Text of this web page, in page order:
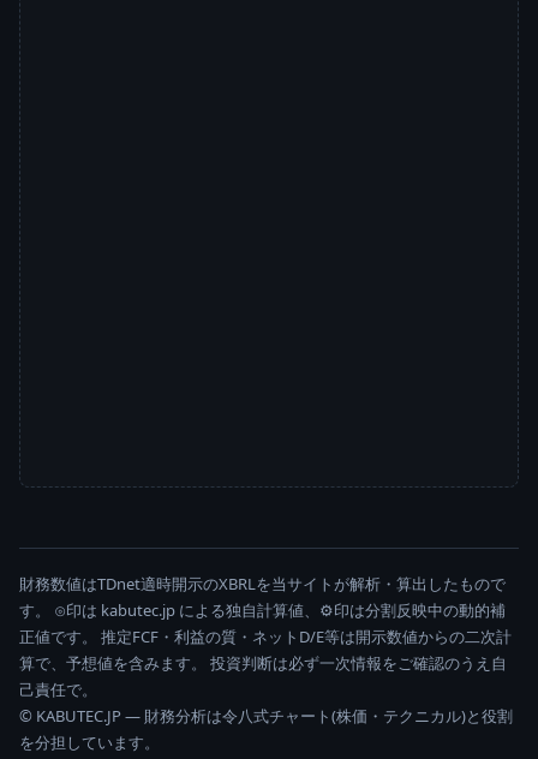
財務数値はTDnet適時開示のXBRLを当サイトが解析・算出したもので
す。 ⊙印は kabutec.jp による独自計算値、⚙印は分割反映中の動的補
正値です。 推定FCF・利益の質・ネットD/E等は開示数値からの二次計
算で、予想値を含みます。 投資判断は必ず一次情報をご確認のうえ自
己責任で。
© KABUTEC.JP — 財務分析は令八式チャート(株価・テクニカル)と役割
を分担しています。